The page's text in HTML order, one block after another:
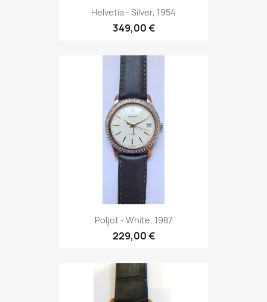
Helvetia - Silver, 1954
349,00 €
Poljot - White, 1987
229,00 €